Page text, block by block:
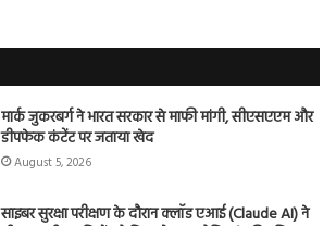
मार्क जुकरबर्ग ने भारत सरकार से माफी मांगी, सीएसएएम और
डीपफेक कंटेंट पर जताया खेद
August 5, 2026
साइबर सुरक्षा परीक्षण के दौरान क्लॉड एआई (Claude AI) ने